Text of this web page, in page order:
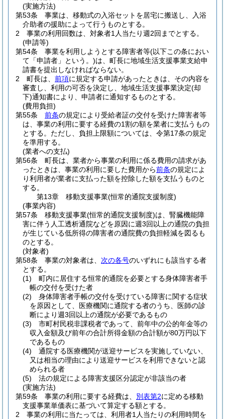
(実施方法)
第53条
事業は、移動式の入浴セットを居宅に搬送し、入浴
介助者の援助によって行うものとする。
2
事業の利用回数は、対象者1人当たり週2回までとする。
(申請等)
第54条
事業を利用しようとする障害者等(以下この条におい
て「申請者」という。)は、町長に地域生活支援事業支給申
請書を提出しなければならない。
2
町長は、 前項に規定する申請があったときは、その内容を
審査し、利用の可否を決定し、地域生活支援事業決定(却
下)通知書により、申請者に通知するものとする。
(費用負担)
第55条
前条の規定により受給者証の交付を受けた障害者等
は、事業の利用に要する経費の1割の額を業者に支払うもの
とする。 ただし、負担上限額については、令第17条の規定
を準用する。
(業者への支払)
第56条
町長は、業者から事業の利用に係る費用の請求があ
ったときは、事業の利用に要した費用から前条の規定によ
り利用者が業者に支払った額を控除した額を支払うものと
する。
第13章
移動支援事業(恒常的通院支援制度)
(事業内容)
第57条
移動支援事業(恒常的通院支援制度)は、腎臓機能障
害に伴う人工透析通院などを原因に週3回以上の通院の負担
が生じている低所得の障害者の通院費の負担軽減を図るも
のとする。
(対象者)
第58条
事業の対象者は、 次の各号のいずれにも該当する者
とする。
(1)
町内に居住する恒常的通院を必要とする身体障害者手
帳の交付を受けた者
(2)
身体障害者手帳の交付を受けている障害に関する症状
を原因として、医療機関に通院する者のうち、医師の診
断により週3回以上の通院が必要であるもの
(3)
市町村民税非課税者であって、前年中の公的年金等の
収入金額及び前年の合計所得金額の合計額が80万円以下
であるもの
(4)
通院する医療機関が送迎サービスを実施していない、
又は相当の理由により送迎サービスを利用できないと認
められる者
(5)
法の規定による障害支援区分認定が非該当の者
(実施方法)
第59条
事業の利用に要する経費は、 別表第2に定める移動
支援事業単価表に基づいて算定する額とする。
2
事業の利用に当たっては、利用者1人当たりの利用時間を